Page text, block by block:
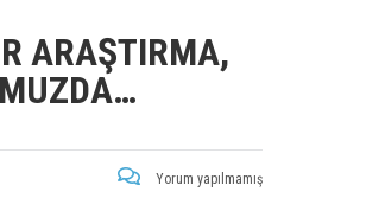
ARAŞTIRMA,
Yorum yapılmamış